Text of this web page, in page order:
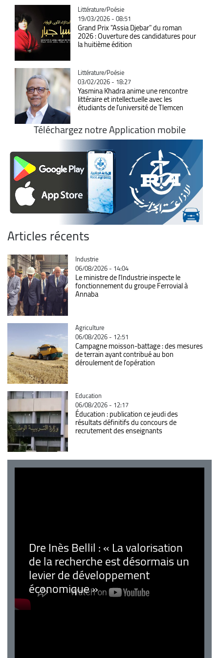
Catégorie
Littérature/Poésie
19/03/2026 - 08:51
Grand Prix "Assia Djebar" du roman
2026 : Ouverture des candidatures pour
la huitième édition
Catégorie
Littérature/Poésie
03/02/2026 - 18:27
Yasmina Khadra anime une rencontre
littéraire et intellectuelle avec les
étudiants de l’université de Tlemcen
Téléchargez notre Application mobile
Articles récents
Catégorie
Industrie
06/08/2026 - 14:04
Le ministre de l'Industrie inspecte le
fonctionnement du groupe Ferrovial à
Annaba
Catégorie
Agriculture
06/08/2026 - 12:51
Campagne moisson-battage : des mesures
de terrain ayant contribué au bon
déroulement de l'opération
Catégorie
Education
06/08/2026 - 12:17
Éducation : publication ce jeudi des
résultats définitifs du concours de
recrutement des enseignants
Dre Inès Bellil : « La valorisation
de la recherche est désormais un
levier de développement
économique »